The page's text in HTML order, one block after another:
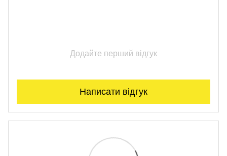
Додайте перший відгук
Написати відгук